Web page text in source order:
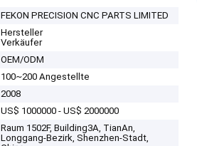
FEKON PRECISION CNC PARTS LIMITED
Hersteller
Verkäufer
OEM/ODM
100~200 Angestellte
2008
US$ 1000000 - US$ 2000000
Raum 1502F, Building3A, TianAn,
Longgang-Bezirk, Shenzhen-Stadt,